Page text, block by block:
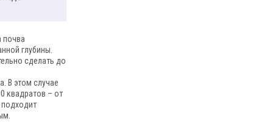
почва
глубины.
сделать до
В этом случае
квадратов – от
подходит